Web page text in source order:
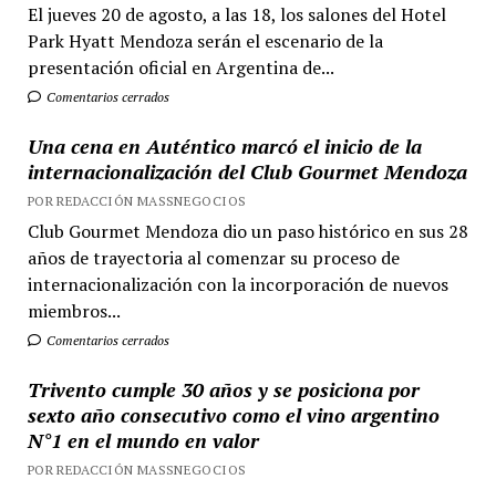
El jueves 20 de agosto, a las 18, los salones del Hotel
Park Hyatt Mendoza serán el escenario de la
presentación oficial en Argentina de...
Comentarios cerrados
Una cena en Auténtico marcó el inicio de la
internacionalización del Club Gourmet Mendoza
POR REDACCIÓN MASSNEGOCIOS
Club Gourmet Mendoza dio un paso histórico en sus 28
años de trayectoria al comenzar su proceso de
internacionalización con la incorporación de nuevos
miembros...
Comentarios cerrados
Trivento cumple 30 años y se posiciona por
sexto año consecutivo como el vino argentino
N°1 en el mundo en valor
POR REDACCIÓN MASSNEGOCIOS